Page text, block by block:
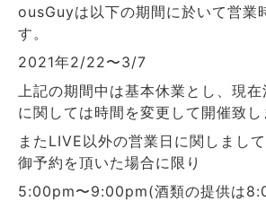
ousGuyは以下の期間に於いて営業
す。
2021年2/22〜3/7
上記の期間中は基本休業とし、現
に関しては時間を変更して開催致し
またLIVE以外の営業日に関しまし
御予約を頂いた場合に限り
5:00pm〜9:00pm(酒類の提供は